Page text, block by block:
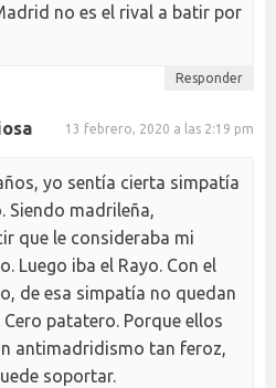
no es el rival a batir por
Responder
13 febrero, 2020 a las 2:19 pm
yo sentía cierta simpatía
Siendo madrileña,
que le consideraba mi
Luego iba el Rayo. Con el
de esa simpatía no quedan
patatero. Porque ellos
antimadridismo tan feroz,
soportar.